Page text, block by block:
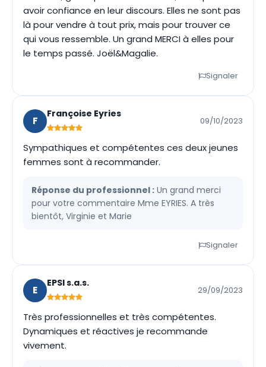
avoir confiance en leur discours. Elles ne sont pas
là pour vendre à tout prix, mais pour trouver ce
qui vous ressemble. Un grand MERCI à elles pour
le temps passé. Joël&Magalie.
Signaler
F
Françoise Eyries
09/10/2023
Sympathiques et compétentes ces deux jeunes
femmes sont à recommander.
Réponse du professionnel : Un grand merci
pour votre commentaire Mme EYRIES. A très
bientôt, Virginie et Marie
Signaler
E
EPSI s.a.s.
29/09/2023
Très professionnelles et très compétentes.
Dynamiques et réactives je recommande
vivement.